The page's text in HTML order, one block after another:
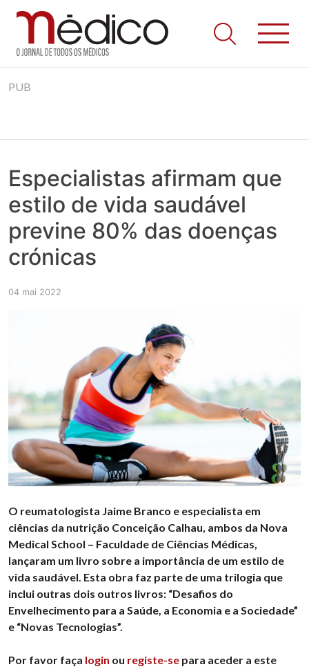
to
Jornal Médico
Médico – O Jornal de Todos os Médicos. Onde as notícias
realmente contam! Tudo o que se passa na Saúde!
PUB
Especialistas afirmam que
estilo de vida saudável
previne 80% das doenças
crónicas
04 mai 2022
O reumatologista Jaime Branco e especialista em
ciências da nutrição Conceição Calhau, ambos da Nova
Medical School – Faculdade de Ciências Médicas,
lançaram um livro sobre a importância de um estilo de
vida saudável. Esta obra faz parte de uma trilogia que
inclui outras dois outros livros: “Desafios do
Envelhecimento para a Saúde, a Economia e a Sociedade”
e “Novas Tecnologias”.
Por favor faça login ou registe-se para aceder a este